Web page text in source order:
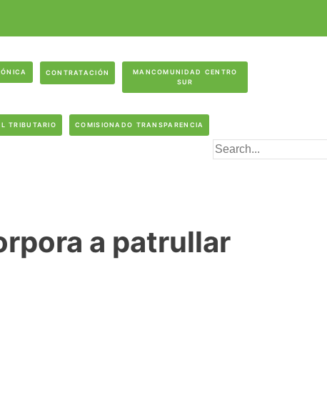
CONTRATACIÓN
MANCOMUNIDAD CENTRO
SUR
TRIBUTARIO COMISIONADO TRANSPARENCIA
a patrullar